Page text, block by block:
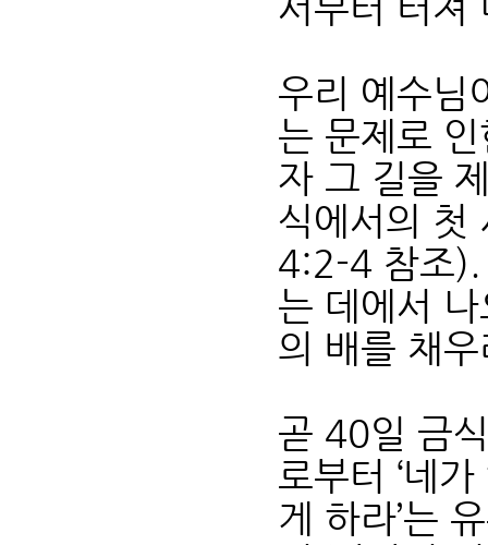
우리 예수님
는 문제로
자 그 길을
식에서의 첫
4:2-4 참조).
는 데에서
의 배를 채
곧 40일 금
로부터 ‘네
게 하라’는